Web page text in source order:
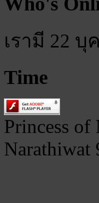
เรามี 22
Time
Princess
Narathiwat